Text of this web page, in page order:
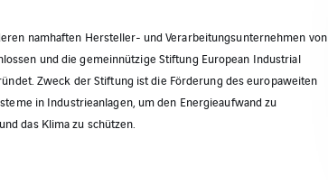
namhaften Hersteller- und Verarbeitungsunternehmen von
und die gemeinnützige Stiftung European Industrial
Zweck der Stiftung ist die Förderung des europaweiten
in Industrieanlagen, um den Energieaufwand zu
das Klima zu schützen.